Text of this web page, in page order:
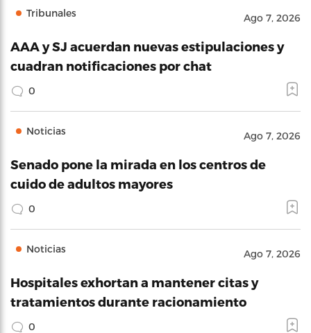
Tribunales Ago 7, 2026
AAA y SJ acuerdan nuevas estipulaciones y
cuadran notificaciones por chat
0
Noticias Ago 7, 2026
Senado pone la mirada en los centros de
cuido de adultos mayores
0
Noticias Ago 7, 2026
Hospitales exhortan a mantener citas y
tratamientos durante racionamiento
0